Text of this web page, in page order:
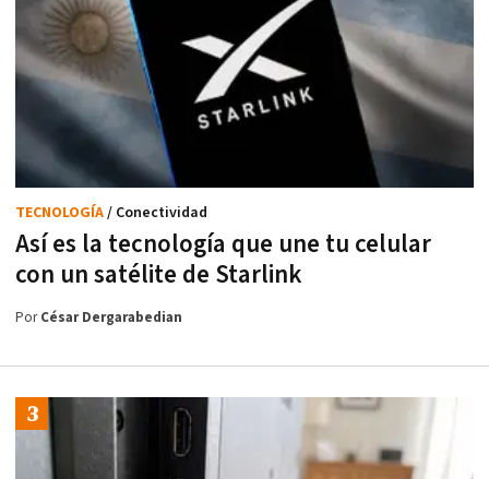
Así es la tecnología que une tu celular
con un satélite de Starlink
TECNOLOGÍA/ Conectividad
PorCésar Dergarabedian